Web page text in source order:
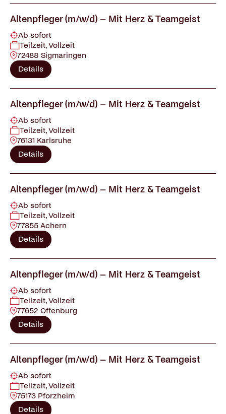
Altenpfleger (m/w/d) – Mit Herz & Teamgeist
Ab sofort
Teilzeit, Vollzeit
72488 Sigmaringen
Details
Altenpfleger (m/w/d) – Mit Herz & Teamgeist
Ab sofort
Teilzeit, Vollzeit
76131 Karlsruhe
Details
Altenpfleger (m/w/d) – Mit Herz & Teamgeist
Ab sofort
Teilzeit, Vollzeit
77855 Achern
Details
Altenpfleger (m/w/d) – Mit Herz & Teamgeist
Ab sofort
Teilzeit, Vollzeit
77652 Offenburg
Details
Altenpfleger (m/w/d) – Mit Herz & Teamgeist
Ab sofort
Teilzeit, Vollzeit
75173 Pforzheim
Details